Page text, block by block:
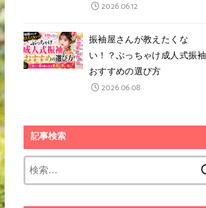
2026.06.12
振袖屋さんが教えたくな
い！？ぶっちゃけ成人式振袖
おすすめの選び方
2026.06.08
記事検索